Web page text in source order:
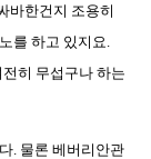
바한건지 조용히
를 하고 있지요
히 무섭구나 하는
물론 베버리안관